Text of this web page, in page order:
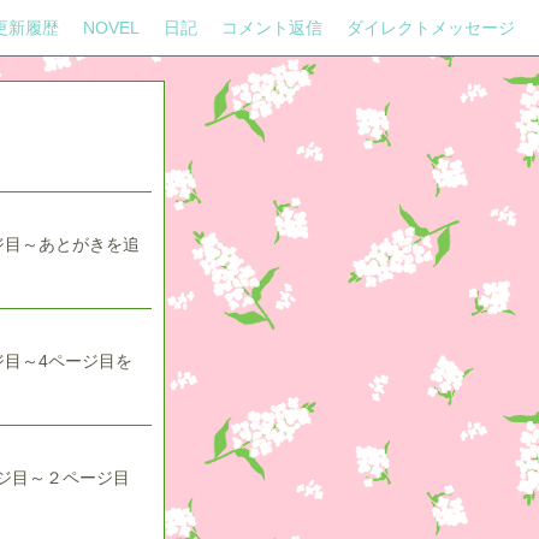
新履歴 NOVEL 日記 コメント返信 ダイレクトメッセージ
～あとがきを追
～4ページ目を
目～２ページ目